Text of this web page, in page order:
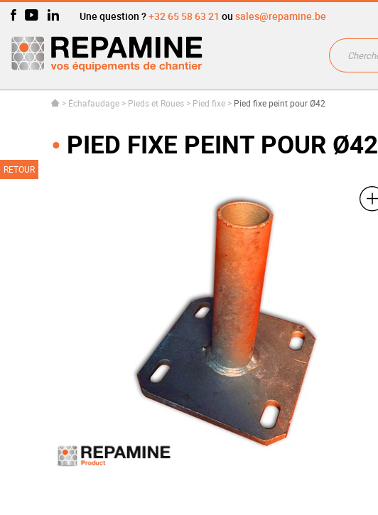
Une question ?+32 65 58 63 21 ou sales@repamine.be
> Échafaudage > Pieds et Roues > Pied fixe > Pied fixe peint pour Ø42
PIED FIXE PEINT POUR Ø42
RETOUR